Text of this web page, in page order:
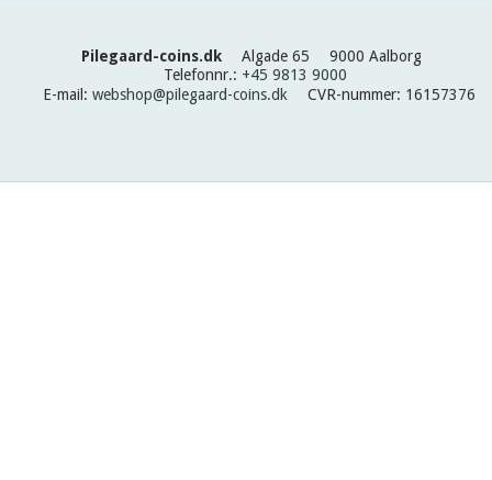
Pilegaard-coins.dk Algade 65
9000 Aalborg
Telefonnr.: +45 9813 9000
E-mail : webshop@pilegaard-coins.dk CVR-nummer: 16157376